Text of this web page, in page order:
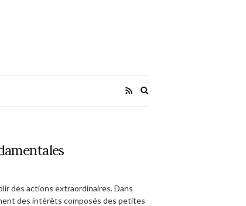
des actions extraordinaires. Dans
des intérêts composés des petites